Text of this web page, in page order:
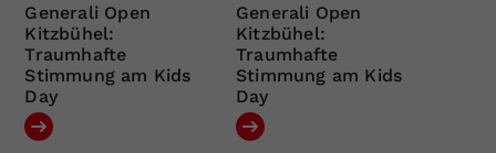
Generali Open
Kitzbühel:
Traumhafte
Stimmung am Kids
Day
Generali Open
Kitzbühel:
Traumhafte
Stimmung am Kids
Day